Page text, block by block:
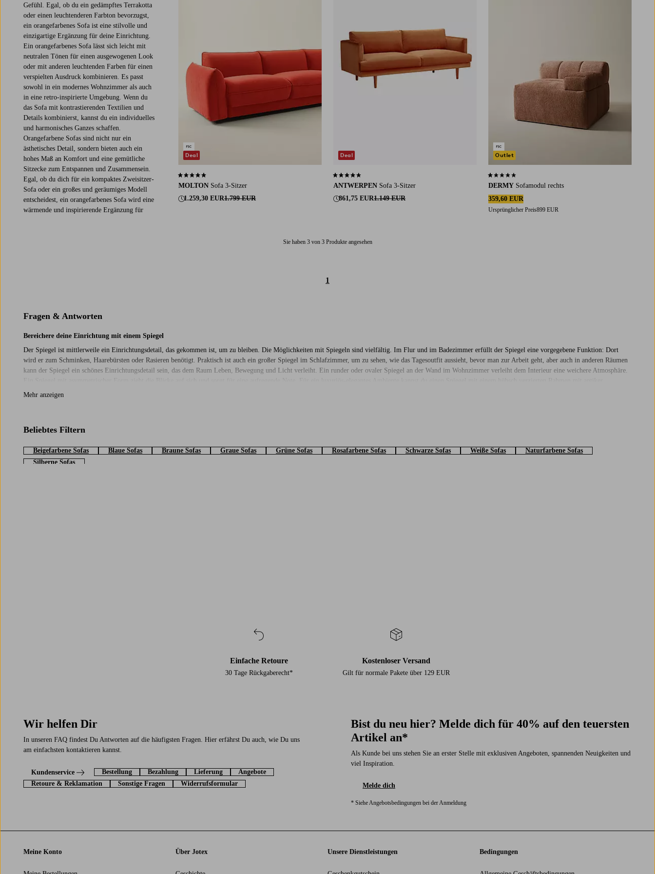
Gefühl. Egal, ob du ein gedämpftes Terrakotta
oder einen leuchtenderen Farbton bevorzugst,
ein orangefarbenes Sofa ist eine stilvolle und
einzigartige Ergänzung für deine Einrichtung.
Ein orangefarbenes Sofa lässt sich leicht mit
neutralen Tönen für einen ausgewogenen Look
oder mit anderen leuchtenden Farben für einen
verspielten Ausdruck kombinieren. Es passt
sowohl in ein modernes Wohnzimmer als auch
in eine retro-inspirierte Umgebung. Wenn du
das Sofa mit kontrastierenden Textilien und
Details kombinierst, kannst du ein individuelles
und harmonisches Ganzes schaffen.
Orangefarbene Sofas sind nicht nur ein
ästhetisches Detail, sondern bieten auch ein
hohes Maß an Komfort und eine gemütliche
Sitzecke zum Entspannen und Zusammensein.
Egal, ob du dich für ein kompaktes Zweisitzer-
Sofa oder ein großes und geräumiges Modell
entscheidest, ein orangefarbenes Sofa wird eine
wärmende und inspirierende Ergänzung für
MOLTON Sofa 3-Sitzer
1.259,30 EUR1.799 EUR
5,0 basierend auf 1 Bewertungen
Deal
ANTWERPEN Sofa 3-Sitzer
861,75 EUR1.149 EUR
4,4 basierend auf 38 Bewertungen
Deal
DERMY Sofamodul rechts
359,60 EUR
Ursprünglicher Preis899 EUR
1,0 basierend auf 1 Bewertungen
Outlet
Sie haben 3 von 3 Produkte angesehen
1
Fragen & Antworten
Bereichere deine Einrichtung mit einem Spiegel
Der Spiegel ist mittlerweile ein Einrichtungsdetail, das gekommen ist, um zu bleiben. Die Möglichkeiten mit Spiegeln sind vielfältig. Im Flur und im Badezimmer erfüllt der Spiegel eine vorgegebene Funktion: Dort
wird er zum Schminken, Haarebürsten oder Rasieren benötigt. Praktisch ist auch ein großer Spiegel im Schlafzimmer, um zu sehen, wie das Tagesoutfit aussieht, bevor man zur Arbeit geht, aber auch in anderen Räumen
kann der Spiegel ein schönes Einrichtungsdetail sein, das dem Raum Leben, Bewegung und Licht verleiht. Ein runder oder ovaler Spiegel an der Wand im Wohnzimmer verleiht dem Interieur eine weichere Atmosphäre.
Inspiration oder einen Spiegel mit einem goldenen Rahmen wählen. Du kannst auch eine effektvolle Spiegelwand erschaffen, indem du mehrere Spiegel miteinander kombinierst und dicht nebeneinander aufhängst. Wir
Mehr anzeigen
Beliebtes Filtern
Beigefarbene Sofas Blaue Sofas Braune Sofas Graue Sofas Grüne Sofas Rosafarbene Sofas Schwarze Sofas Weiße Sofas
Naturfarbene Sofas
Silberne Sofas
Einfache Retoure
30 Tage Rückgaberecht*
Kostenloser Versand
Gilt für normale Pakete über 129 EUR
Bist du neu hier? Melde dich für 40% auf den teuersten
Artikel an*
Als Kunde bei uns stehen Sie an erster Stelle mit exklusiven Angeboten, spannenden Neuigkeiten und
viel Inspiration.
Melde dich
* Siehe Angebotsbedingungen bei der Anmeldung
Wir helfen Dir
In unseren FAQ findest Du Antworten auf die häufigsten Fragen. Hier erfährst Du auch, wie Du uns
am einfachsten kontaktieren kannst.
Kundenservice Bestellung Bezahlung Lieferung
Angebote
Retoure & Reklamation
Sonstige Fragen Widerrufsformular
Meine Konto Über Jotex Unsere Dienstleistungen Bedingungen